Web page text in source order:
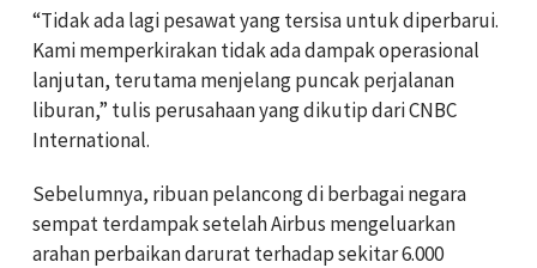
“Tidak ada lagi pesawat yang tersisa untuk diperbarui.
Kami memperkirakan tidak ada dampak operasional
lanjutan, terutama menjelang puncak perjalanan
liburan,” tulis perusahaan yang dikutip dari CNBC
International.
Sebelumnya, ribuan pelancong di berbagai negara
sempat terdampak setelah Airbus mengeluarkan
arahan perbaikan darurat terhadap sekitar 6.000